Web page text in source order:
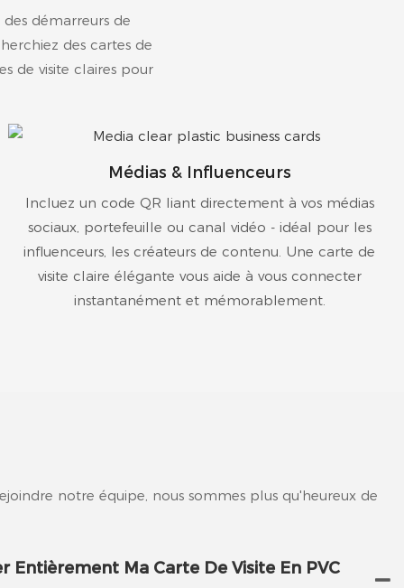
démarreurs de
des cartes de
de visite claires pour
Médias & Influenceurs
Incluez un code QR liant directement à vos médias
sociaux, portefeuille ou canal vidéo - idéal pour les
influenceurs, les créateurs de contenu. Une carte de
visite claire élégante vous aide à vous connecter
instantanément et mémorablement.
notre équipe, nous sommes plus qu'heureux de
Entièrement Ma Carte De Visite En PVC